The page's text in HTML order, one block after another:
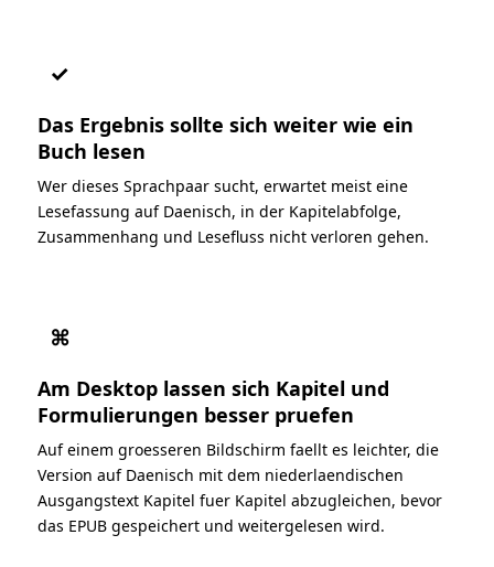
✓
Das Ergebnis sollte sich weiter wie ein
Buch lesen
Wer dieses Sprachpaar sucht, erwartet meist eine
Lesefassung auf Daenisch, in der Kapitelabfolge,
Zusammenhang und Lesefluss nicht verloren gehen.
⌘
Am Desktop lassen sich Kapitel und
Formulierungen besser pruefen
Auf einem groesseren Bildschirm faellt es leichter, die
Version auf Daenisch mit dem niederlaendischen
Ausgangstext Kapitel fuer Kapitel abzugleichen, bevor
das EPUB gespeichert und weitergelesen wird.